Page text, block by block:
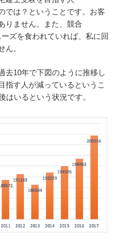
では？ということです。お客
りません。また、競合
ズを食われていれば、私に回
ん。
去10年で下図のように推移し
指す人が減っているというこ
はいるという状況です。